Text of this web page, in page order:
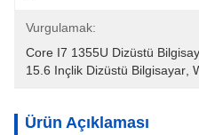
Vurgulamak:
Core I7 1355U Dizüstü
15.6 Inçlik Dizüstü Bilgisayar
Ürün Açıklaması